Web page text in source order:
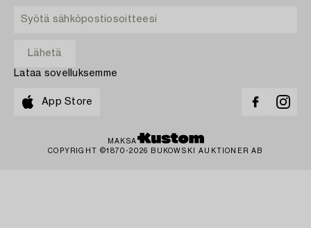
Lataa sovelluksemme
App Store
MAKSA
COPYRIGHT ©1870-2026 BUKOWSKI AUKTIONER AB